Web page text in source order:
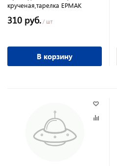
крученая,тарелка ЕРМАК
310 руб. / шт
В корзину